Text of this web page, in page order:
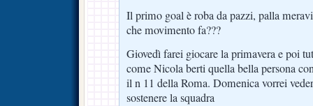
Il primo goal è roba da pazzi, palla
che movimento fa???
Giovedì farei giocare la primavera e poi
come Nicola berti quella bella persona
il n 11 della Roma. Domenica vorrei
sostenere la squadra